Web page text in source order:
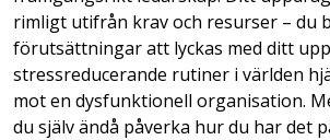
rimligt utifrån krav och resurser – du
förutsättningar att lyckas med ditt
stressreducerande rutiner i världen
mot en dysfunktionell organisation.
du själv ändå påverka hur du har det